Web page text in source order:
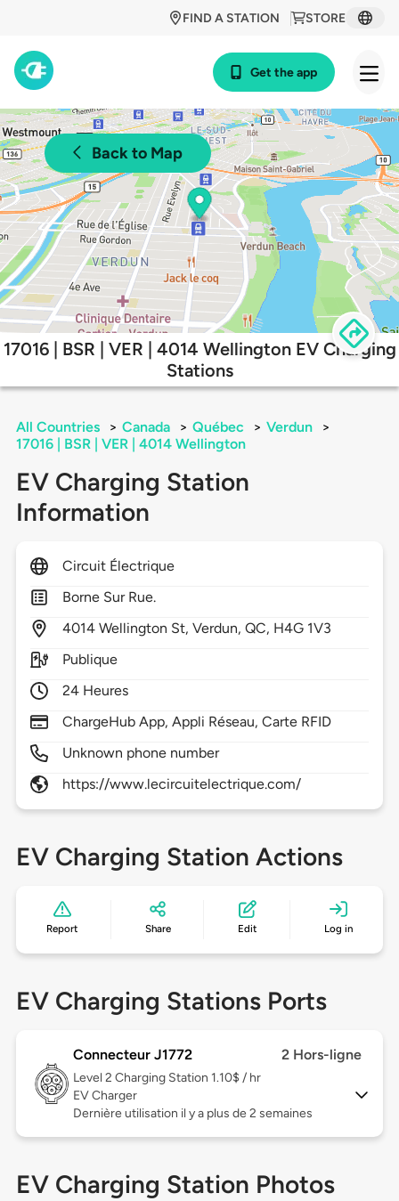
STORE
FIND A STATION
Get the app
Back to Map
17016 | BSR | VER | 4014 Wellington EV Charging
Stations
All Countries > Canada > Québec > Verdun
>
17016 | BSR | VER | 4014 Wellington
EV Charging Station
Information
Circuit Électrique
Borne Sur Rue.
4014 Wellington St,Verdun,QC, H4G 1V3
Publique
24 Heures
ChargeHub App, Appli Réseau, Carte RFID
Unknown phone number
https://www.lecircuitelectrique.com/
EV Charging Station Actions
Report Share Edit Log in
EV Charging Stations Ports
Connecteur J1772 2 Hors-ligne
Level 2 Charging Station 1.10$ / hr
EV Charger
Dernière utilisation il y a plus de 2 semaines
EV Charging Station Photos